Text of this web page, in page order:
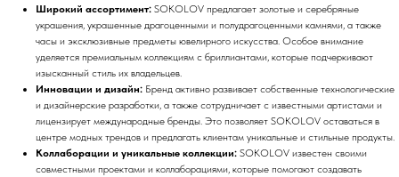
Широкий ассортимент: SOKOLOV предлагает золотые и серебряные
украшения, украшенные драгоценными и полудрагоценными камнями, а также
часы и эксклюзивные предметы ювелирного искусства. Особое внимание
уделяется премиальным коллекциям с бриллиантами, которые подчеркивают
изысканный стиль их владельцев.
Инновации и дизайн: Бренд активно развивает собственные технологические
и дизайнерские разработки, а также сотрудничает с известными артистами и
лицензирует международные бренды. Это позволяет SOKOLOV оставаться в
центре модных трендов и предлагать клиентам уникальные и стильные продукты.
Коллаборации и уникальные коллекции: SOKOLOV известен своими
совместными проектами и коллаборациями, которые помогают создавать